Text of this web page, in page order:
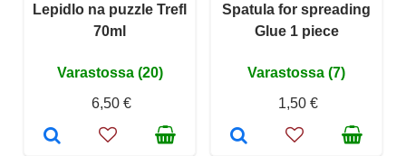
Lepidlo na puzzle Trefl
70ml
Varastossa (20)
6,50 €
Spatula for spreading
Glue 1 piece
Varastossa (7)
1,50 €